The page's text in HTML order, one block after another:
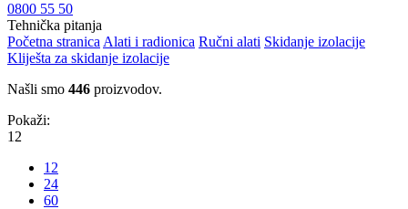
0800 55 50
Tehnička pitanja
Početna stranica Alati i radionica Ručni alati Skidanje izolacije
Kliješta za skidanje izolacije
Našli smo 446 proizvodov.
Pokaži:
12
12
24
60